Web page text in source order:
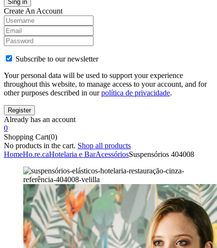
Create An Account
Subscribe to our newsletter
Your personal data will be used to support your experience
throughout this website, to manage access to your account, and for
other purposes described in ourpolítica de privacidade.
Already has an account
0
Shopping Cart(0)
No products in the cart. Shop all products
HomeHo.re.caHotelaria e BarAcessóriosSuspensórios 404008